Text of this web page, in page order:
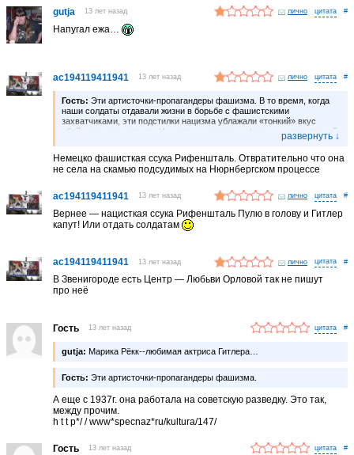
gutja 13 лет назад лично #
Напугал ежа…
ac194119411941 13 лет назад лично #
Гость: Эти артисточки-пропагандеры фашизма. В то время, когда
наши солдаты отдавали жизни в борьбе с фашистскими
захватчиками, эти подстилки нацизма ублажали «тонкий» вкус
убийц русского народа. Их глупые и веселые фильмы о прекрасной
жизни шли в прокат в одно время с убийством миллионов наших
господин Ярмош во время войны наслаждался «высоким
искусством» в немецком салуне, поднимая бокал шампанского
Ермошина публикавать подобные материалы. Почаще вспоминайте
наших родных артистов, которые во время войны ездили
по фронтам и вселяли в наших бойцов надежду на будущее
и уверенность в победе над фашистскими захватчиками
Немецко фашисткая ссука Рифеншталь. Отвратительно что она
не села на скамью подсудимых на Нюрнбергском процессе
ac194119411941 13 лет назад лично #
Вернее — нацисткая ссука Рифеншталь Пулю в голову и Гитлер
капут! Или отдать солдатам
ac194119411941 13 лет назад лично #
В Звенигороде есть Центр — Любьви Орловой так не пишут
про неё
Гость 13 лет назад #
gutja: Марика Рёкк--любимая актриса Гитлера…
Гость: Эти артисточки-пропагандеры фашизма.
А еще с 1937г. она работала на советскую разведку. Это так,
между прочим.
h t t p*/ / www*specnaz*ru/kultura/147/
Гость 13 лет назад #